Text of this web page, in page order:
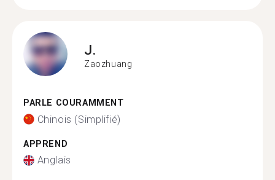
J.
Zaozhuang
PARLE COURAMMENT
Chinois (Simplifié)
APPREND
Anglais